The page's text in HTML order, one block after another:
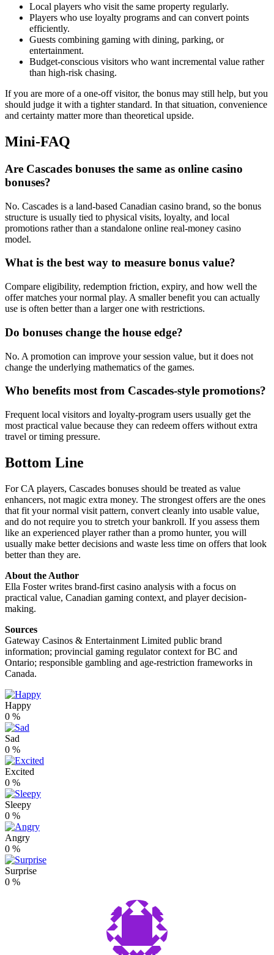
Local players who visit the same property regularly.
Players who use loyalty programs and can convert points
efficiently.
Guests combining gaming with dining, parking, or
entertainment.
Budget-conscious visitors who want incremental value rather
than high-risk chasing.
If you are more of a one-off visitor, the bonus may still help, but you
should judge it with a tighter standard. In that situation, convenience
and certainty matter more than theoretical upside.
Mini-FAQ
Are Cascades bonuses the same as online casino
bonuses?
No. Cascades is a land-based Canadian casino brand, so the bonus
structure is usually tied to physical visits, loyalty, and local
promotions rather than a standalone online real-money casino
model.
What is the best way to measure bonus value?
Compare eligibility, redemption friction, expiry, and how well the
offer matches your normal play. A smaller benefit you can actually
use is often better than a larger one with restrictions.
Do bonuses change the house edge?
No. A promotion can improve your session value, but it does not
change the underlying mathematics of the games.
Who benefits most from Cascades-style promotions?
Frequent local visitors and loyalty-program users usually get the
most practical value because they can redeem offers without extra
travel or timing pressure.
Bottom Line
For CA players, Cascades bonuses should be treated as value
enhancers, not magic extra money. The strongest offers are the ones
that fit your normal visit pattern, convert cleanly into usable value,
and do not require you to stretch your bankroll. If you assess them
like an experienced player rather than a promo hunter, you will
usually make better decisions and waste less time on offers that look
better than they are.
About the Author
Ella Foster writes brand-first casino analysis with a focus on
practical value, Canadian gaming context, and player decision-
making.
Sources
Gateway Casinos & Entertainment Limited public brand
information; provincial gaming regulator context for BC and
Ontario; responsible gambling and age-restriction frameworks in
Canada.
Happy
0 %
Sad
0 %
Excited
0 %
Sleepy
0 %
Angry
0 %
Surprise
0 %